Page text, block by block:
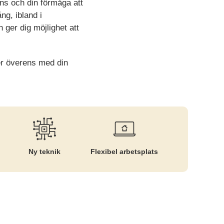
och din förmåga att
ibland i
ger dig möjlighet att
överens med din
Ny teknik Flexibel arbetsplats